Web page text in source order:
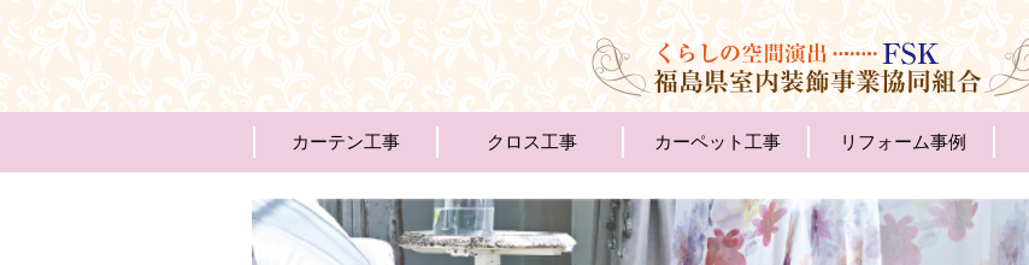
カーテン工事 クロス工事 カーペット工事 リフォーム事例